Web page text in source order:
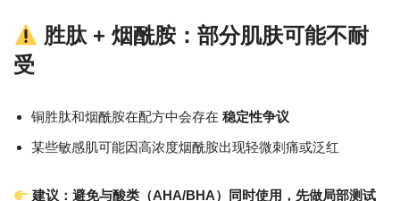
胜肽 + 烟酰胺：部分肌肤可能不耐
受
铜胜肽和烟酰胺在配方中会存在 稳定性争议
某些敏感肌可能因高浓度烟酰胺出现轻微刺痛或泛红
建议：避免与酸类（AHA/BHA）同时使用，先做局部测试